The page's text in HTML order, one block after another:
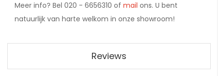
Meer info? Bel 020 - 6656310 of mail ons. U bent
natuurlijk van harte welkom in onze showroom!
Reviews